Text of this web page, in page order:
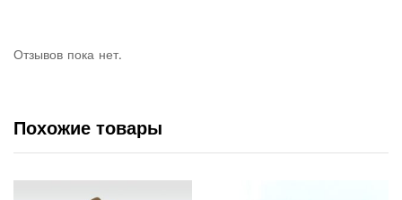
Отзывов пока нет.
Похожие товары